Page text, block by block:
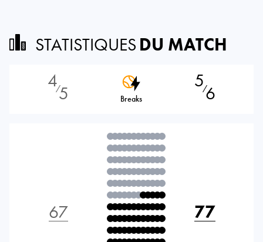
STATISTIQUES DU MATCH
4⁄5 Breaks
5⁄6
67 77